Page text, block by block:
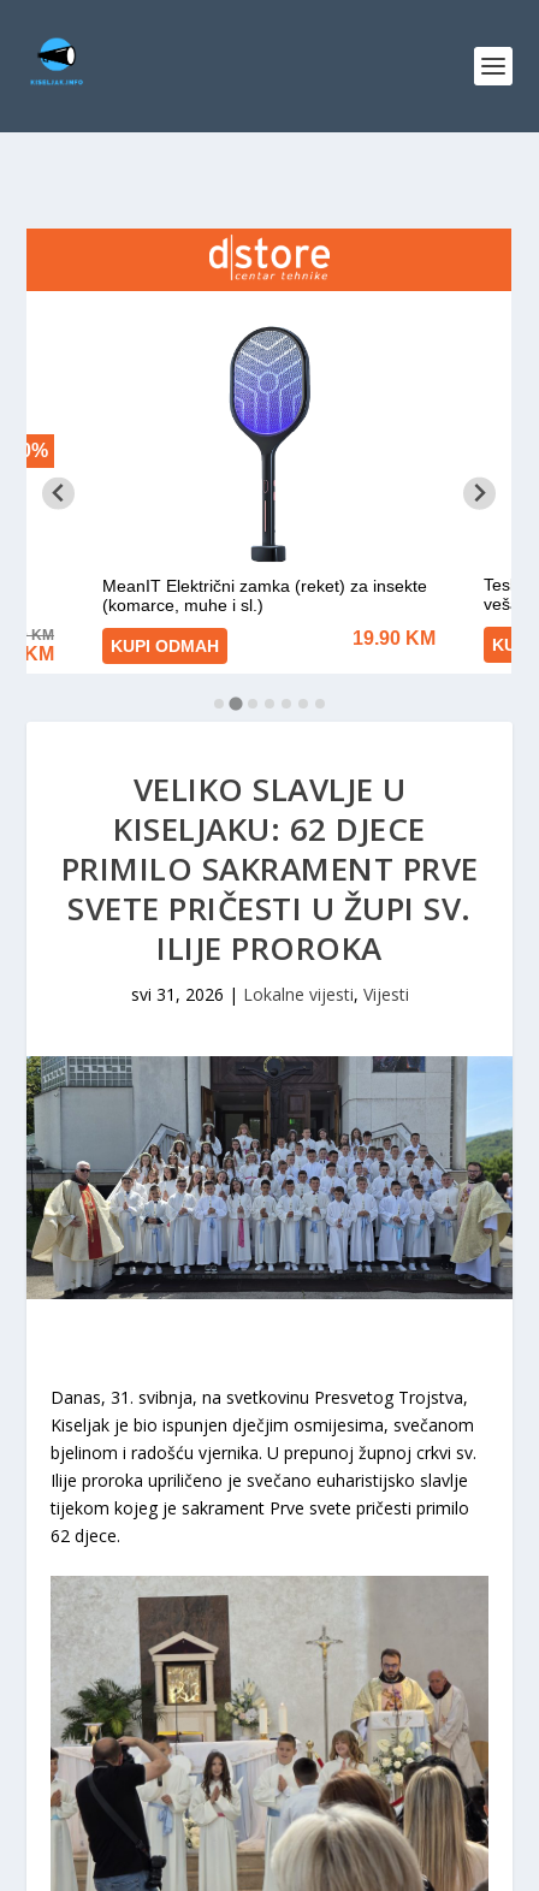
VELIKO SLAVLJE U
KISELJAKU: 62 DJECE
PRIMILO SAKRAMENT PRVE
SVETE PRIČESTI U ŽUPI SV.
ILIJE PROROKA
svi 31, 2026 | Lokalne vijesti, Vijesti
Danas, 31. svibnja, na svetkovinu Presvetog Trojstva,
Kiseljak je bio ispunjen dječjim osmijesima, svečanom
bjelinom i radošću vjernika. U prepunoj župnoj crkvi sv.
Ilije proroka upriličeno je svečano euharistijsko slavlje
tijekom kojeg je sakrament Prve svete pričesti primilo
62 djece.